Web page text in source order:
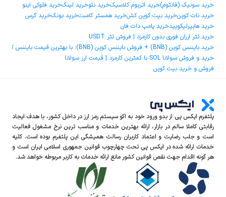
خرید سونیک (فانتوم)خرید اتریوم کلاسیکخرید نئوخرید لینکخرید فلوکی اینو
خرید نات کوینخرید بیت کوین کشخرید همستر کامبتخرید بونکخرید گرس
خرید هایپرلیکوییدخرید پامپ دات فان
خرید تتر ارزان فوری بدون کارمزد | فروش تتر USDT
خرید بایننس کوین (BNB) + فروش بایننس کوین (BNB)؛ با بهترین قیمت بایننس کوین و کمترین کارمزد
خرید و فروش سولانا SOL با کمترین کارمزد | قیمت ارز سولانا
فروش و خرید بیت کوین
پلتفرم ایکس‌ پی از بدو ورود خود به اکو سیستم رمز ارز در داخل کشور، با هدف ایجاد
رقابتی کاملا سالم در بازار، ارائه بهترین خدمات و مناسب ترین نرخ مشغول فعالیت
است و جلب رضایت و اعتماد کاربران رسالت همیشگی این پلتفرم بوده است. کلیه
خدمات ارائه شده در ایکس‌ پی تحت چهارچوب قوانین جمهوری اسلامی ایران است و
هر گونه اقدام جهت نقص قوانین کشور مانع ارائه خدمات به کاربر مربوطه خواهد شد.